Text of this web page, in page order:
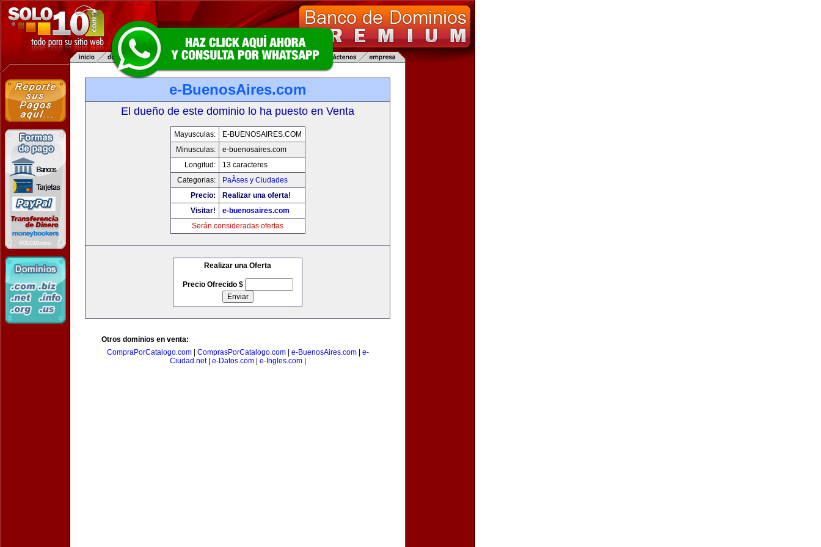
e-BuenosAires.com
El dueño de este dominio lo ha puesto en Venta
Mayusculas:
E-BUENOSAIRES.COM
Minusculas:
e-buenosaires.com
Longitud:
13 caracteres
Categorias:
PaÃ­ses y Ciudades
Precio:
Realizar una oferta!
Visitar!
e-buenosaires.com
Serán consideradas ofertas
Realizar una Oferta
Precio Ofrecido $
Otros dominios en venta:
CompraPorCatalogo.com| ComprasPorCatalogo.com| e-BuenosAires.com| e-
Ciudad.net| e-Datos.com| e-Ingles.com|